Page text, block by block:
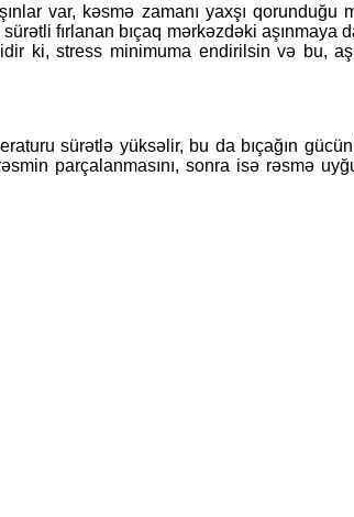
var, kəsmə zamanı yaxşı qorunduğu
fırlanan bıçaq mərkəzdəki aşınmaya
ki, stress minimuma endirilsin və bu,
sürətlə yüksəlir, bu da bıçağın
parçalanmasını, sonra isə rəsmə